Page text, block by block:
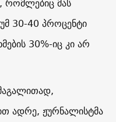
30-40 პროცენტი
30%-იც კი არ
ადრე, ჟურნალისტმა